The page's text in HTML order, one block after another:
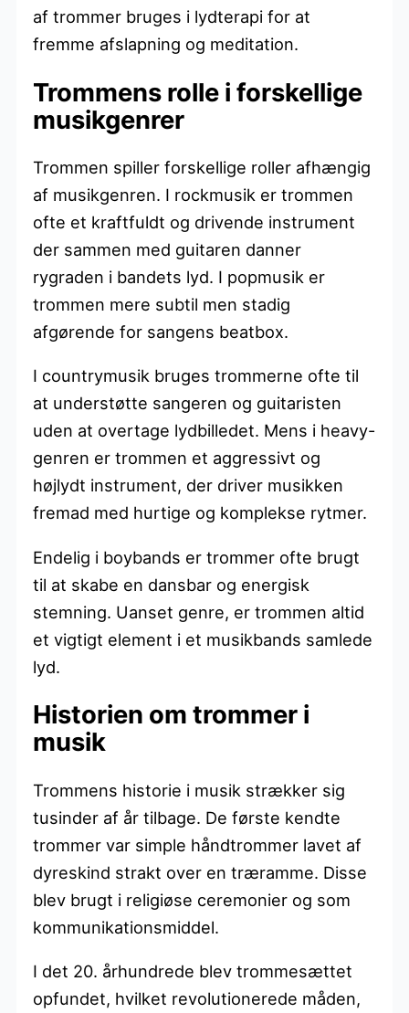
af ​​trommer bruges i lydterapi for at
fremme afslapning og meditation.
Trommens rolle i forskellige
musikgenrer
Trommen spiller forskellige roller afhængig
af musikgenren. I rockmusik er trommen
ofte et kraftfuldt og drivende instrument
der sammen med guitaren danner
rygraden i bandets lyd. I popmusik er
trommen mere subtil men stadig
afgørende for sangens beatbox.
I countrymusik bruges trommerne ofte til
at understøtte sangeren og guitaristen
uden at overtage lydbilledet. Mens i heavy-
genren er trommen et aggressivt og
højlydt instrument, der driver musikken
fremad med hurtige og komplekse rytmer.
Endelig i boybands er trommer ofte brugt
til at skabe en dansbar og energisk
stemning. Uanset genre, er trommen altid
et vigtigt element i et musikbands samlede
lyd.
Historien om trommer i
musik
Trommens historie i musik strækker sig
tusinder af år tilbage. De første kendte
trommer var simple håndtrommer lavet af
dyreskind strakt over en træramme. Disse
blev brugt i religiøse ceremonier og som
kommunikationsmiddel.
I det 20. århundrede blev trommesættet
opfundet, hvilket revolutionerede måden,